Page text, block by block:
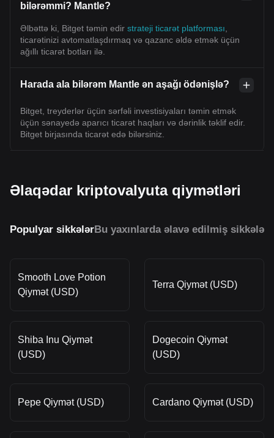
bilərəmmi? Mantle?
Əlbəttə ki, Bitget təmin edir strateji ticarət platforması
ticarətinizi avtomatlaşdırmaq və qazanc əldə etmək üçün
ağıllı ticarət botları ilə.
Harada ala bilərəm Mantle ən aşağı ödənişlə?
Bitget, treyderlər üçün sərfəli investisiyaları təmin etmək
üçün sənayedə aparıcı ticarət haqları və dərinlik təklif edir.
Bitget birjasında ticarət edə bilərsiniz.
Əlaqədar kriptovalyuta qiymətləri
Populyar sikkələrBu yaxınlarda əlavə edilmiş sikkələr
Smooth Love Potion
Qiymət (USD)
Terra Qiymət (USD)
Shiba Inu Qiymət
(USD)
Dogecoin Qiymət
(USD)
Pepe Qiymət (USD) Cardano Qiymət (USD)